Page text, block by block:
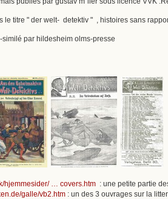
le titre " der welt- detektiv " , histoires sans
par hildesheim olms-presse
hjemmesider/ … covers.htm : une petite partie
galle/vb2.htm : un des 3 ouvrages sur la